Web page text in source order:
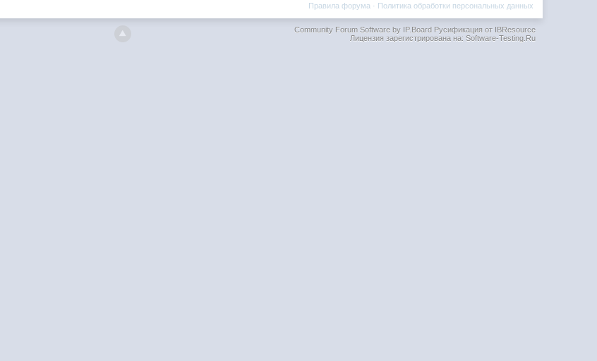
Политика обработки персональных данных
Правила форума ·
Community Forum Software by IP.BoardРусификация от IBResource
Лицензия зарегистрирована на: Software-Testing.Ru